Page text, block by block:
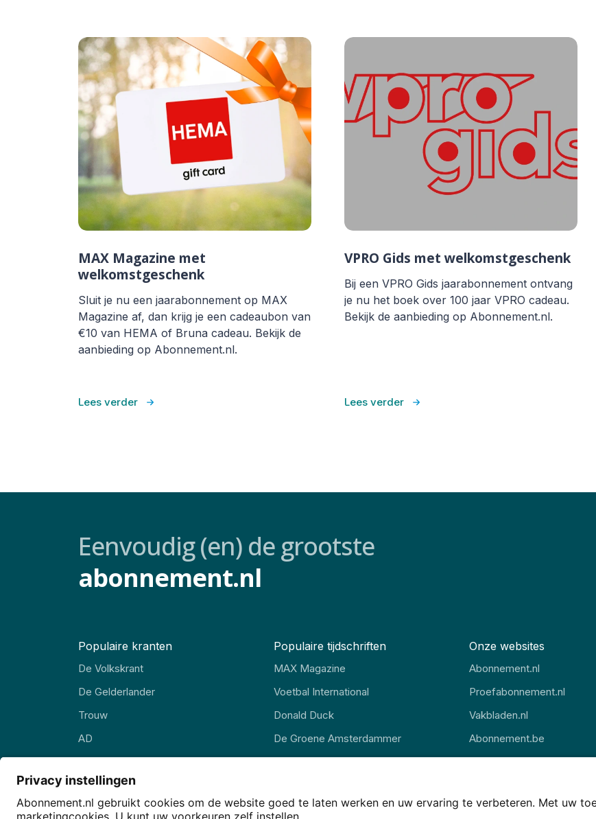
MAX Magazine met
welkomstgeschenk
Sluit je nu een jaarabonnement op MAX
Magazine af, dan krijg je een cadeaubon van
€10 van HEMA of Bruna cadeau. Bekijk de
aanbieding op Abonnement.nl.
Lees verder
VPRO Gids met welkomstgeschenk
Bij een VPRO Gids jaarabonnement ontvang
je nu het boek over 100 jaar VPRO cadeau.
Bekijk de aanbieding op Abonnement.nl.
Lees verder
Eenvoudig (en) de grootste
abonnement.nl
Populaire kranten
De Volkskrant
De Gelderlander
Trouw
AD
FD
Populaire tijdschriften
MAX Magazine
Voetbal International
Donald Duck
De Groene Amsterdammer
EW Magazine
Onze websites
Abonnement.nl
Proefabonnement.nl
Vakbladen.nl
Abonnement.be
Thuisstudie.nl